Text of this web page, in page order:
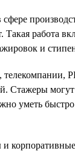
Такая
и
телекомпании,
Стажеры
уметь